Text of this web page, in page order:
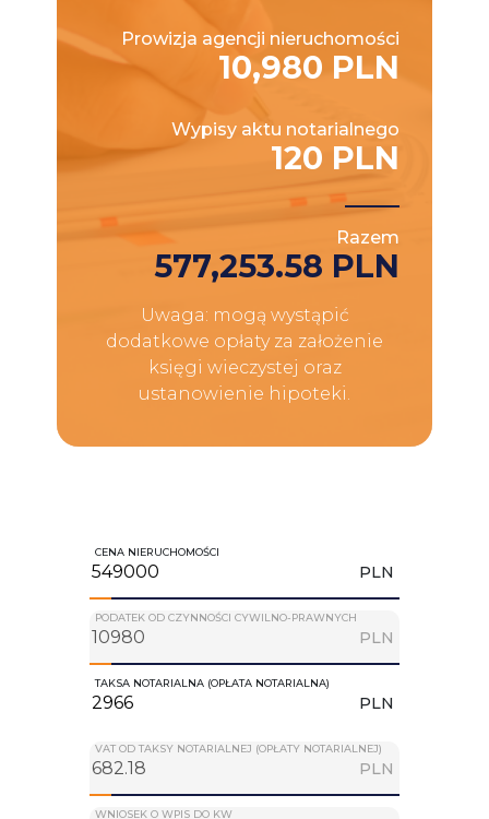
Prowizja agencji nieruchomości
10,980 PLN
Wypisy aktu notarialnego
120 PLN
Razem
577,253.58 PLN
Uwaga: mogą wystąpić
dodatkowe opłaty za założenie
księgi wieczystej oraz
ustanowienie hipoteki.
CENA NIERUCHOMOŚCI
PLN
PODATEK OD CZYNNOŚCI CYWILNO-PRAWNYCH
PLN
TAKSA NOTARIALNA (OPŁATA NOTARIALNA)
PLN
VAT OD TAKSY NOTARIALNEJ (OPŁATY NOTARIALNEJ)
PLN
WNIOSEK O WPIS DO KW